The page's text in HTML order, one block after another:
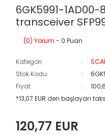
6GK5991-
transceiver
(0) Yorum - 0 Puan
Kategori
Stok Kodu
Fiyat
*13,07 EUR den başlayan
120,77 EUR